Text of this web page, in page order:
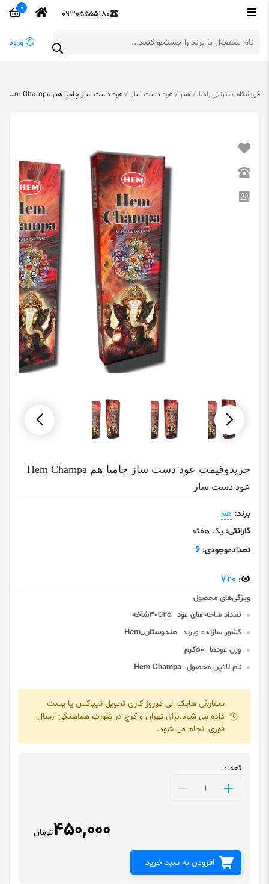
09305555180
0
ورود
فروشگاه اینترنتی راشا هم عود دست ساز عود دست ساز چامپا هم Hem Champa
خریدوقیمت عود دست ساز چامپا هم Hem Champa
عود دست ساز
برند: هم
گارانتی: یک هفته
تعدادموجودی: 6
:
720
تعداد شاخه های عود 25تا30شاخه
کشور سازنده وبرند هندوستان_Hem
وزن عودها 50گرم
نام لاتین محصول Hem Champa
سفارش هایک الی دوروز کاری تحویل تیپاکس یا پست
داده می شود.برای تهران و کرج در صورت هماهنگی ارسال
فوری انجام می شود.
تعداد:
450,000تومان
افزودن به سبد خرید